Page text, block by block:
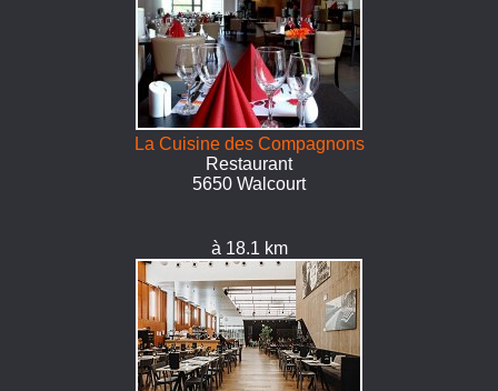
La Cuisine des Compagnons
Restaurant
5650 Walcourt
à 18.1 km